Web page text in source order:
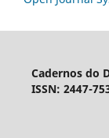
Cadernos do
ISSN: 2447-